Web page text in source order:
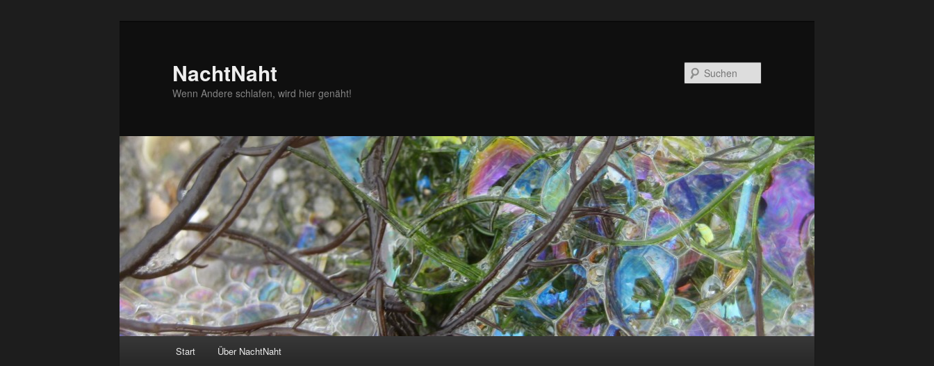
NachtNaht
Wenn Andere schlafen, wird hier genäht!
Start Über NachtNaht